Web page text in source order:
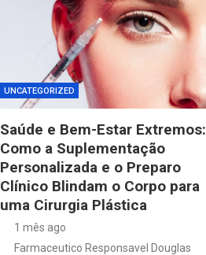
UNCATEGORIZED
Saúde e Bem-Estar Extremos:
Como a Suplementação
Personalizada e o Preparo
Clínico Blindam o Corpo para
uma Cirurgia Plástica
1 mês ago
Farmaceutico Responsavel Douglas